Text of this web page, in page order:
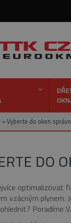
»Vyberte do oken
DO
optimalizovat
vzácným plynem.
Poradíme